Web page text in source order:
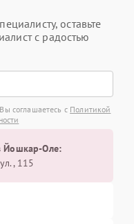
оставьте
с радостью
соглашаетесь с Политикой
Йошкар-Оле:
115